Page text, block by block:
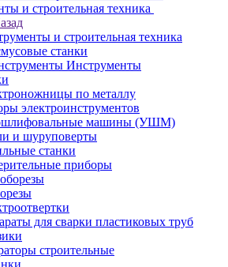
и строительная техника
и строительная техника
станки
Инструменты
по металлу
электроинструментов
машины (УШМ)
и шуруповерты
станки
приборы
для сварки пластиковых труб
строительные